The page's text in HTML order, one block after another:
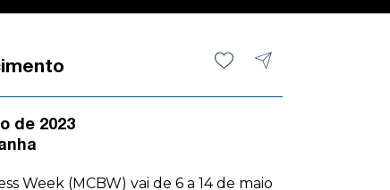
de 2023
Week (MCBW) vai de 6 a 14 de maio